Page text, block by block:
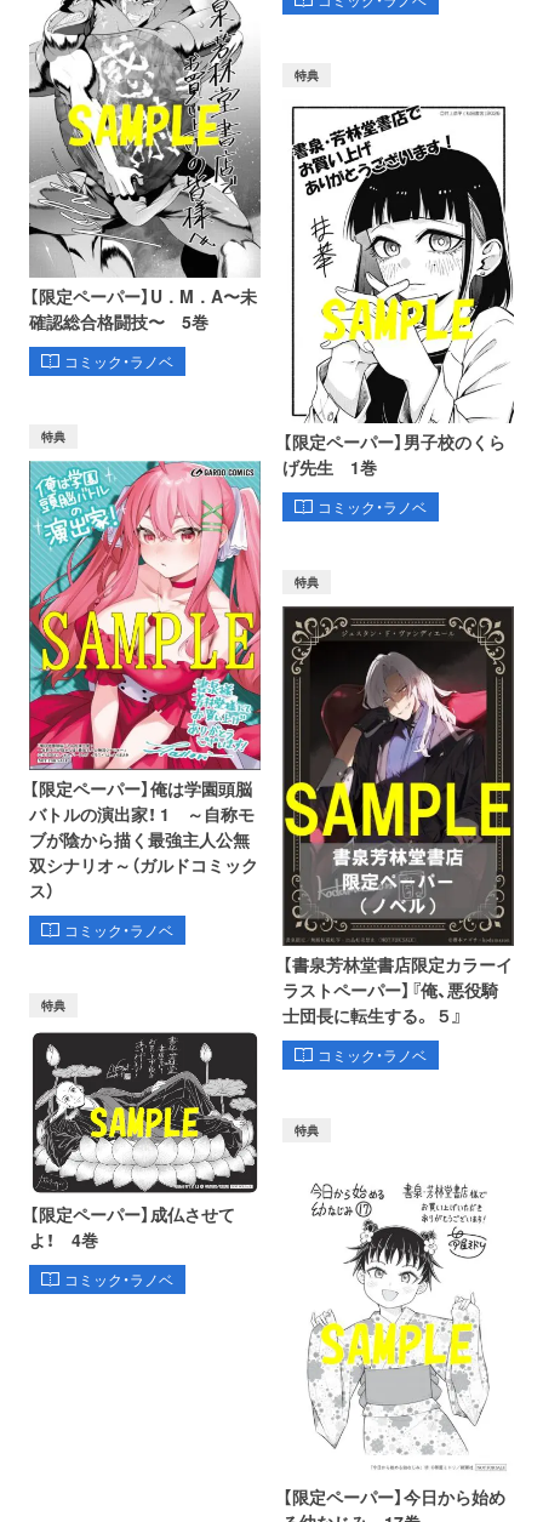
【限定ペーパー】U．M．A〜未
確認総合格闘技〜 5巻
コミック・ラノベ
特典
【限定ペーパー】男子校のくら
げ先生 1巻
コミック・ラノベ
特典
【限定ペーパー】俺は学園頭脳
バトルの演出家！ 1 ～自称モ
ブが陰から描く最強主人公無
双シナリオ～（ガルドコミック
ス）
コミック・ラノベ
特典
【書泉芳林堂書店限定カラーイ
ラストペーパー】『俺、悪役騎
士団長に転生する。 ５』
コミック・ラノベ
特典
【限定ペーパー】成仏させて
よ！ 4巻
コミック・ラノベ
特典
【限定ペーパー】今日から始め